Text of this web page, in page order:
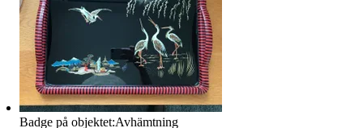
Badge på objektet:Avhämtning